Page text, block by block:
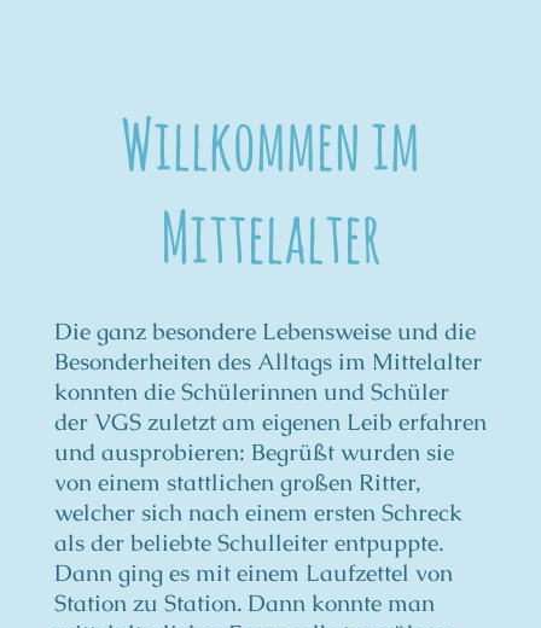
Willkommen im
Mittelalter
Die ganz besondere Lebensweise und die
Besonderheiten des Alltags im Mittelalter
konnten die Schülerinnen und Schüler
der VGS zuletzt am eigenen Leib erfahren
und ausprobieren: Begrüßt wurden sie
von einem stattlichen großen Ritter,
welcher sich nach einem ersten Schreck
als der beliebte Schulleiter entpuppte.
Dann ging es mit einem Laufzettel von
Station zu Station. Dann konnte man